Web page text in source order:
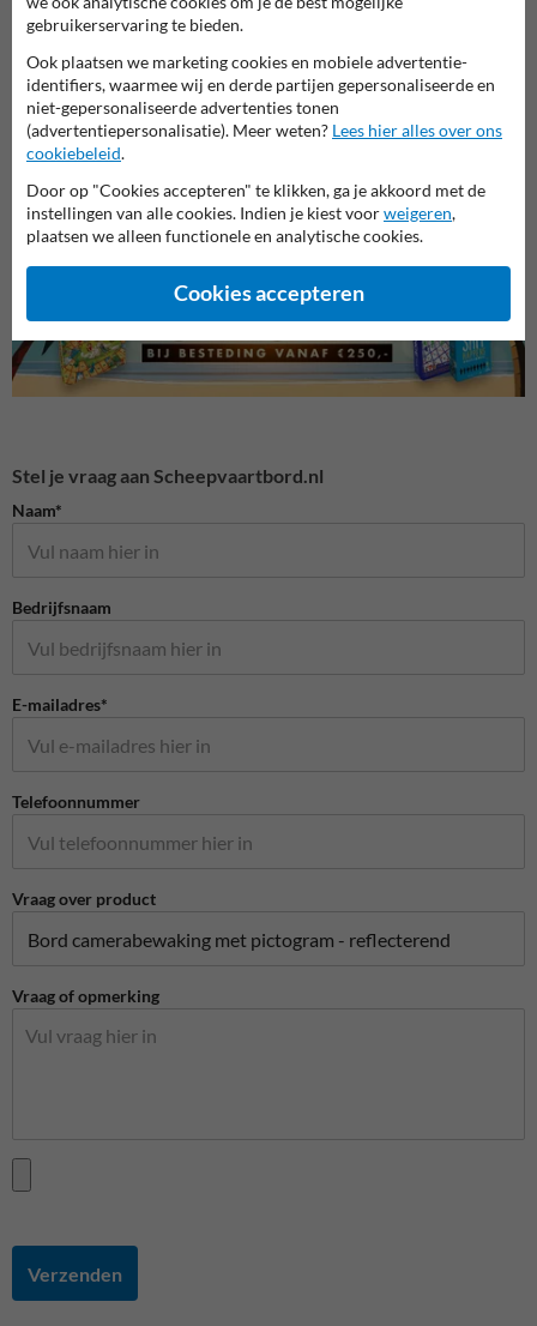
Camerabewaking borden
Eigen terrein borden
Stel je vraag aan Scheepvaartbord.nl
Naam*
Bedrijfsnaam
E-mailadres*
Telefoonnummer
Vraag over product
Vraag of opmerking
Verzenden
gebruikerservaring te bieden.
Ook plaatsen we marketing cookies en mobiele advertentie-
identifiers, waarmee wij en derde partijen gepersonaliseerde en
niet-gepersonaliseerde advertenties tonen
(advertentiepersonalisatie). Meer weten? Lees hier alles over ons
cookiebeleid.
Door op "Cookies accepteren" te klikken, ga je akkoord met de
instellingen van alle cookies. Indien je kiest voorweigeren,
plaatsen we alleen functionele en analytische cookies.
Cookies accepteren